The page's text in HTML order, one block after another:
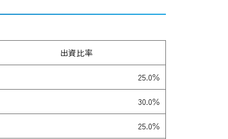
出資比率
25.0％
30.0％
25.0％